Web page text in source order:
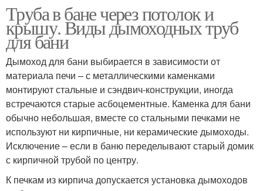
Труба в бане через потолок и
крышу. Виды дымоходных труб
для бани
Дымоход для бани выбирается в зависимости от
материала печи – с металлическими каменками
монтируют стальные и сэндвич-конструкции, иногда
встречаются старые асбоцементные. Каменка для бани
обычно небольшая, вместе со стальными печками не
используют ни кирпичные, ни керамические дымоходы.
Исключение – если в баню переделывают старый домик
с кирпичной трубой по центру.
К печкам из кирпича допускается установка дымоходов